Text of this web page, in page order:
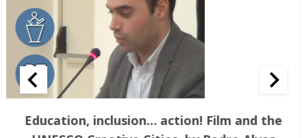
Education, inclusion… action! Film and the